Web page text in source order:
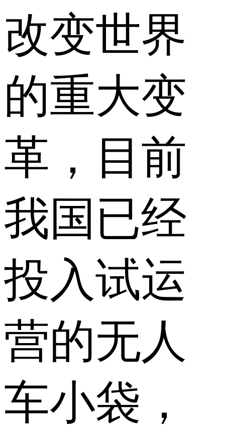
改变世界
的重大变
革，目前
我国已经
投入试运
营的无人
车小袋，